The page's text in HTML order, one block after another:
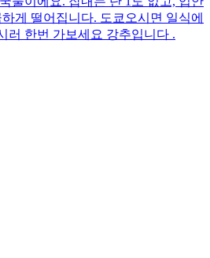
게 떨어집니다. 도쿄오시면 일식에
러 한번 가보세요 강추입니다 .